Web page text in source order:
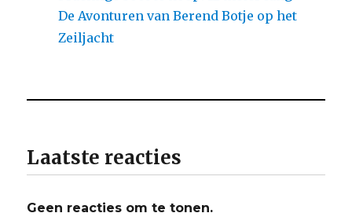
De Avonturen van Berend Botje op het
Zeiljacht
Laatste reacties
Geen reacties om te tonen.